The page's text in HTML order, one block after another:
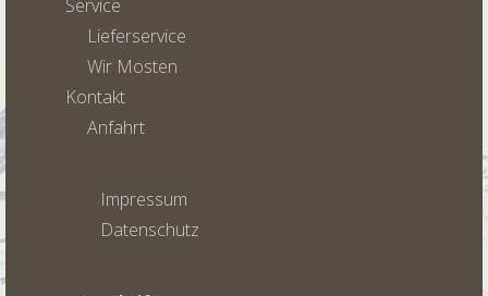
Service
Lieferservice
Wir Mosten
Kontakt
Anfahrt
Impressum
Datenschutz